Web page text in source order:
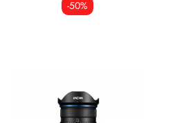
-50%